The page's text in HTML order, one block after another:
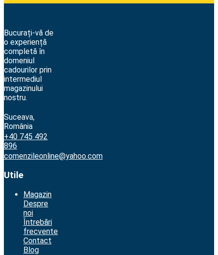
Bucurați-vă de
o experiență
completă în
domeniul
cadourilor prin
intermediul
magazinului
nostru.
Suceava,
România
+40 745 492
896
comenzileonline@yahoo.com
Utile
Magazin
Despre
noi
Întrebări
frecvente
Contact
Blog